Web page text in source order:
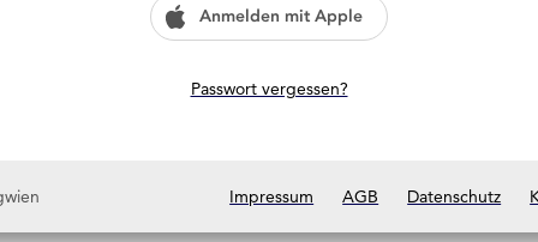
Anmelden mit Apple
Passwort vergessen?
Impressum AGB Datenschutz